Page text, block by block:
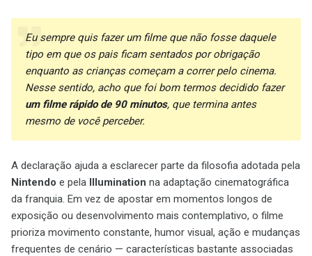
Eu sempre quis fazer um filme que não fosse daquele
tipo em que os pais ficam sentados por obrigação
enquanto as crianças começam a correr pelo cinema.
Nesse sentido, acho que foi bom termos decidido fazer
um filme rápido de 90 minutos, que termina antes
mesmo de você perceber.
A declaração ajuda a esclarecer parte da filosofia adotada pela
Nintendo e pela Illumination na adaptação cinematográfica
da franquia. Em vez de apostar em momentos longos de
exposição ou desenvolvimento mais contemplativo, o filme
prioriza movimento constante, humor visual, ação e mudanças
frequentes de cenário — características bastante associadas